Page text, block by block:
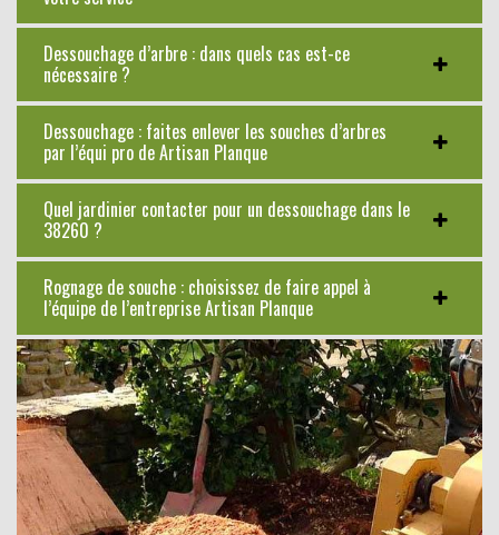
Dessouchage d’arbre : dans quels cas est-ce
nécessaire ?
Dessouchage : faites enlever les souches d’arbres
par l’équi pro de Artisan Planque
Quel jardinier contacter pour un dessouchage dans le
38260 ?
Rognage de souche : choisissez de faire appel à
l’équipe de l’entreprise Artisan Planque